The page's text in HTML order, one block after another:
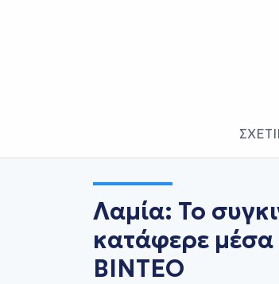
Λαμία: Το
κατάφερε
ΒΙΝΤΕΟ